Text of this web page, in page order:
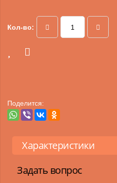
Кол-во:
Поделится:
Характеристики
Задать вопрос